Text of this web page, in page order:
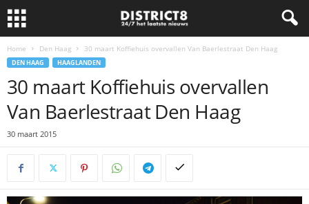
Home Den Haag 30 maart Koffiehuis overvallen Van Baerlestraat Den Haag
DEN HAAG HAAGLANDEN
30 maart Koffiehuis overvallen
Van Baerlestraat Den Haag
30 maart 2015